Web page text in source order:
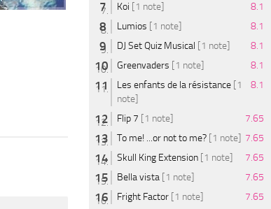
Koi [1 note]
8.1
Lumios [1 note]
8.1
DJ Set Quiz Musical [1 note]
8.1
Greenvaders [1 note]
8.1
Les enfants de la résistance [1
note]
8.1
Flip 7 [1 note]
7.65
To me! ...or not to me? [1 note]
7.65
Skull King Extension [1 note]
7.65
Bella vista [1 note]
7.65
Fright Factor [1 note]
7.65